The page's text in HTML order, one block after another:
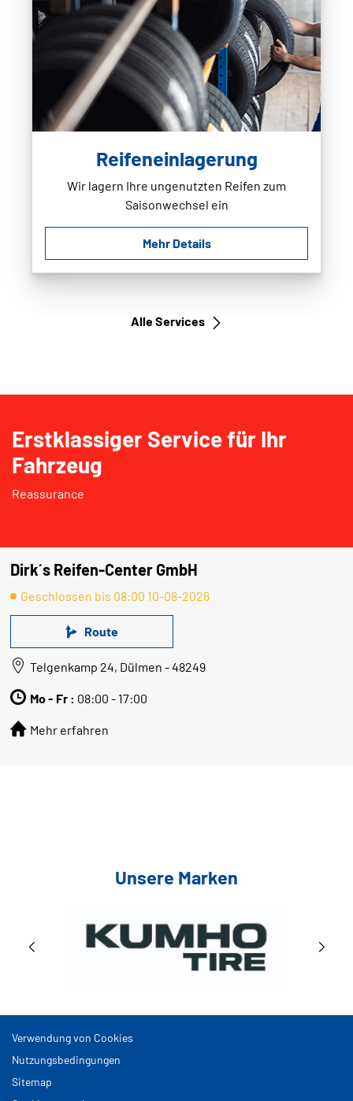
Reifeneinlagerung
Wir lagern Ihre ungenutzten Reifen zum
Saisonwechsel ein
Mehr Details
Alle Services
Erstklassiger Service für Ihr
Fahrzeug
Reassurance
Dirk´s Reifen-Center GmbH
Geschlossen bis 08:00 10-08-2026
Route
Telgenkamp 24, Dülmen - 48249
Mo - Fr : 08:00 - 17:00
Mehr erfahren
Unsere Marken
Verwendung von Cookies
Nutzungsbedingungen
Sitemap